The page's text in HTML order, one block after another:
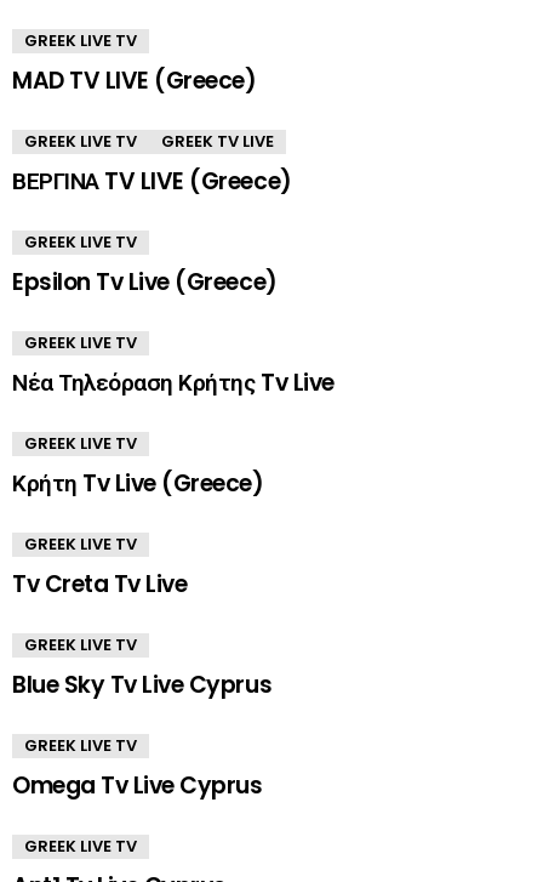
GREEK LIVE TV
MAD TV LIVE (Greece)
GREEK LIVE TV GREEK TV LIVE
ΒΕΡΓΙΝΑ TV LIVE (Greece)
GREEK LIVE TV
Epsilon Tv Live (Greece)
GREEK LIVE TV
Νέα Τηλεόραση Κρήτης Tv Live
GREEK LIVE TV
Κρήτη Tv Live (Greece)
GREEK LIVE TV
Tv Creta Tv Live
GREEK LIVE TV
Blue Sky Tv Live Cyprus
GREEK LIVE TV
Omega Tv Live Cyprus
GREEK LIVE TV